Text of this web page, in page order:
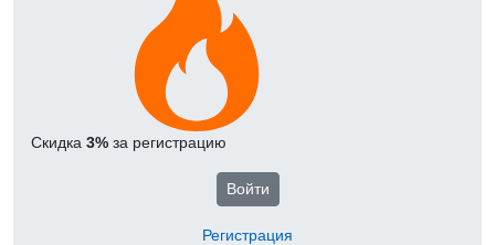
Скидка 3% за регистрацию
Войти
Регистрация